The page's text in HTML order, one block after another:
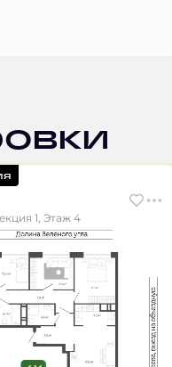
1, Этаж 4